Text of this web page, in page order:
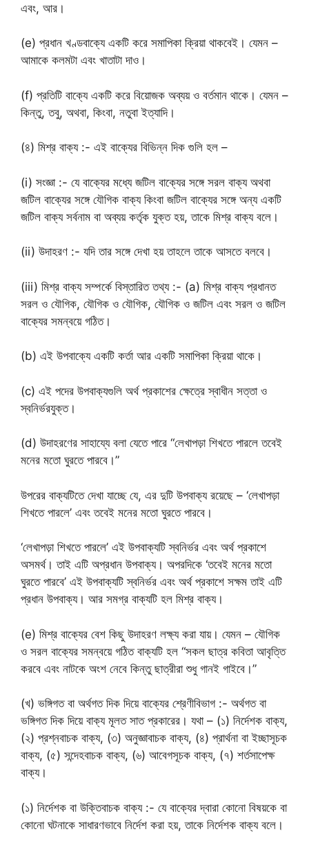
এবং, আর।
(e) প্রধান খণ্ডবাক্যে একটি করে সমাপিকা ক্রিয়া থাকবেই। যেমন –
আমাকে কলমটা এবং খাতাটা দাও।
(f) প্রতিটি বাক্যে একটি করে বিয়োজক অব্যয় ও বর্তমান থাকে। যেমন –
কিন্তু, তবু, অথবা, কিংবা, নতুবা ইত্যাদি।
(৪) মিশ্র বাক্য :- এই বাক্যের বিভিন্ন দিক গুলি হল –
(i) সংজ্ঞা :- যে বাক্যের মধ্যে জটিল বাক্যের সঙ্গে সরল বাক্য অথবা
জটিল বাক্যের সঙ্গে যৌগিক বাক্য কিংবা জটিল বাক্যের সঙ্গে অন্য একটি
জটিল বাক্য সর্বনাম বা অব্যয় কর্তৃক যুক্ত হয়, তাকে মিশ্র বাক্য বলে।
(ii) উদাহরণ :- যদি তার সঙ্গে দেখা হয় তাহলে তাকে আসতে বলবে।
(iii) মিশ্র বাক্য সম্পর্কে বিস্তারিত তথ্য :- (a) মিশ্র বাক্য প্রধানত
সরল ও যৌগিক, যৌগিক ও যৌগিক, যৌগিক ও জটিল এবং সরল ও জটিল
বাক্যের সমন্বয়ে গঠিত।
(b) এই উপবাক্যে একটি কর্তা আর একটি সমাপিকা ক্রিয়া থাকে।
(c) এই পদের উপবাক্যগুলি অর্থ প্রকাশের ক্ষেত্রে স্বাধীন সত্তা ও
স্বনির্ভরযুক্ত।
(d) উদাহরণের সাহায্যে বলা যেতে পারে “লেখাপড়া শিখতে পারলে তবেই
মনের মতো ঘুরতে পারবে।”
উপরের বাক্যটিতে দেখা যাচ্ছে যে, এর দুটি উপবাক্য রয়েছে – ‘লেখাপড়া
শিখতে পারলে’ এবং তবেই মনের মতো ঘুরতে পারবে।
‘লেখাপড়া শিখতে পারলে’ এই উপবাক্যটি স্বনির্ভর এবং অর্থ প্রকাশে
অসমর্থ। তাই এটি অপ্রধান উপবাক্য। অপরদিকে ‘তবেই মনের মতো
ঘুরতে পারবে’ এই উপবাক্যটি স্বনির্ভর এবং অর্থ প্রকাশে সক্ষম তাই এটি
প্রধান উপবাক্য। আর সমগ্র বাক্যটি হল মিশ্র বাক্য।
(e) মিশ্র বাক্যের বেশ কিছু উদাহরণ লক্ষ্য করা যায়। যেমন – যৌগিক
ও সরল বাক্যের সমন্বয়ে গঠিত বাক্যটি হল “সকল ছাত্র কবিতা আবৃত্তি
করবে এবং নাটকে অংশ নেবে কিন্তু ছাত্রীরা শুধু গানই গাইবে।”
(খ) ভঙ্গিগত বা অর্থগত দিক দিয়ে বাক্যের শ্রেণীবিভাগ :- অর্থগত বা
ভঙ্গিগত দিক দিয়ে বাক্য মূলত সাত প্রকারের। যথা – (১) নির্দেশক বাক্য,
(২) প্রশ্নবাচক বাক্য, (৩) অনুজ্ঞাবাচক বাক্য, (৪) প্রার্থনা বা ইচ্ছাসূচক
বাক্য, (৫) সন্দেহবাচক বাক্য, (৬) আবেগসূচক বাক্য, (৭) শর্তসাপেক্ষ
বাক্য।
(১) নির্দেশক বা উক্তিবাচক বাক্য :- যে বাক্যের দ্বারা কোনো বিষয়কে বা
কোনো ঘটনাকে সাধারণভাবে নির্দেশ করা হয়, তাকে নির্দেশক বাক্য বলে।